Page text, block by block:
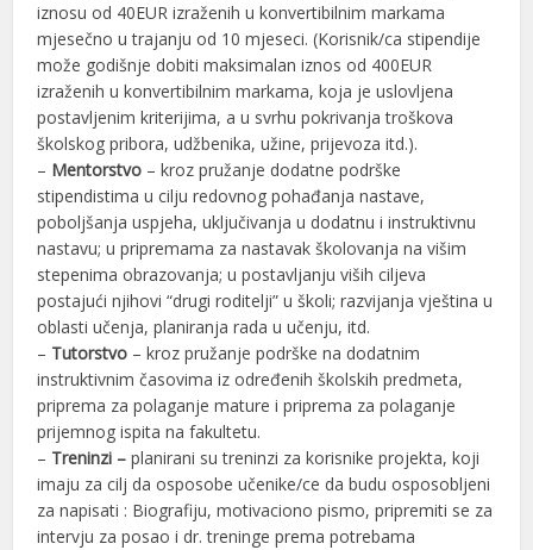
iznosu od 40EUR izraženih u konvertibilnim markama
mjesečno u trajanju od 10 mjeseci. (Korisnik/ca stipendije
može godišnje dobiti maksimalan iznos od 400EUR
izraženih u konvertibilnim markama, koja je uslovljena
postavljenim kriterijima, a u svrhu pokrivanja troškova
školskog pribora, udžbenika, užine, prijevoza itd.).
– Mentorstvo – kroz pružanje dodatne podrške
stipendistima u cilju redovnog pohađanja nastave,
poboljšanja uspjeha, uključivanja u dodatnu i instruktivnu
nastavu; u pripremama za nastavak školovanja na višim
stepenima obrazovanja; u postavljanju viših ciljeva
postajući njihovi “drugi roditelji” u školi; razvijanja vještina u
oblasti učenja, planiranja rada u učenju, itd.
– Tutorstvo – kroz pružanje podrške na dodatnim
instruktivnim časovima iz određenih školskih predmeta,
priprema za polaganje mature i priprema za polaganje
prijemnog ispita na fakultetu.
– Treninzi –planirani su treninzi za korisnike projekta, koji
imaju za cilj da osposobe učenike/ce da budu osposobljeni
za napisati : Biografiju, motivaciono pismo, pripremiti se za
intervju za posao i dr. treninge prema potrebama